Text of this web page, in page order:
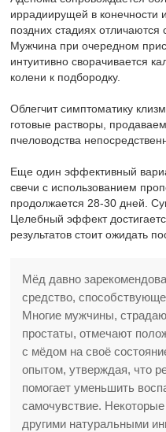
иррадиирущей в
поздних стадиях отличаются
Мужчина при очередном
интуитивно сворачивается
колени к подбородку.
Облегчит симптоматику
готовые растворы,
пчеловодства
Еще один эффективный
свечи с использованием
продолжается 28-30 дней.
Целебный эффект
результатов стоит ожидать
Мёд давно
средство,
Многие мужчины,
простаты, отмечают
с мёдом на своё
опытом, утверждая, что
помогает уменьшить
самочувствие.
другими натуральными